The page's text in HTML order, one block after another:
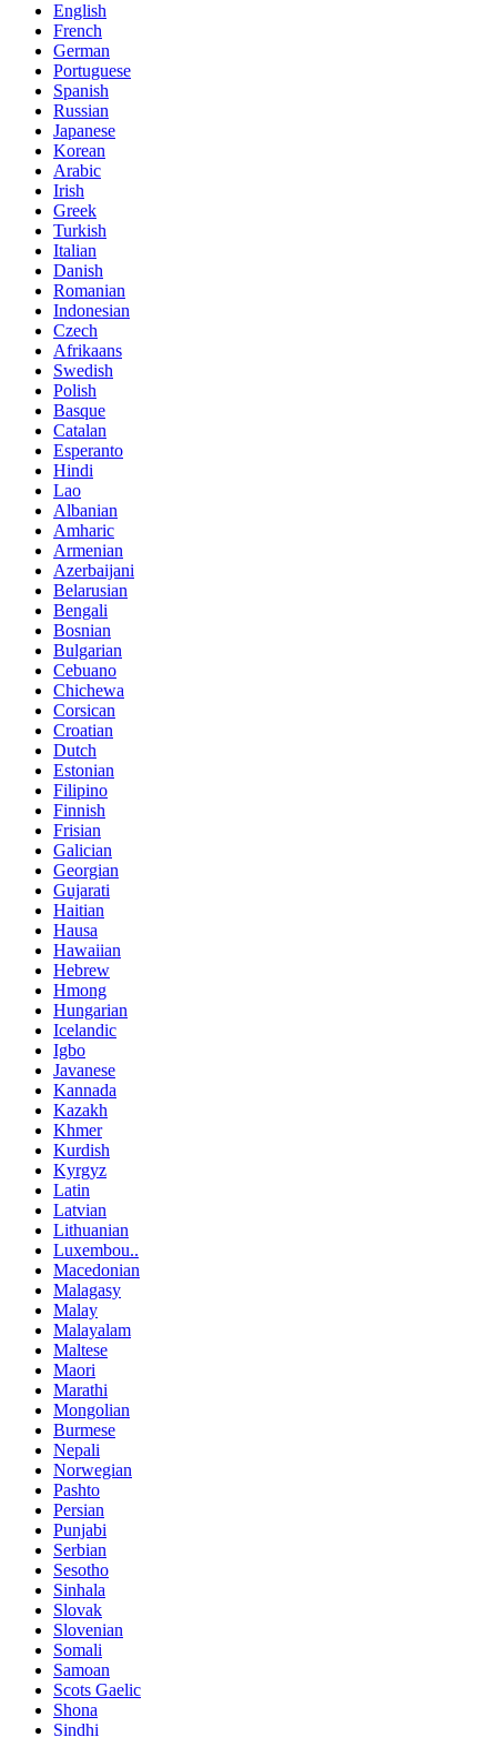
English
French
German
Portuguese
Spanish
Russian
Japanese
Korean
Arabic
Irish
Greek
Turkish
Italian
Danish
Romanian
Indonesian
Czech
Afrikaans
Swedish
Polish
Basque
Catalan
Esperanto
Hindi
Lao
Albanian
Amharic
Armenian
Azerbaijani
Belarusian
Bengali
Bosnian
Bulgarian
Cebuano
Chichewa
Corsican
Croatian
Dutch
Estonian
Filipino
Finnish
Frisian
Galician
Georgian
Gujarati
Haitian
Hausa
Hawaiian
Hebrew
Hmong
Hungarian
Icelandic
Igbo
Javanese
Kannada
Kazakh
Khmer
Kurdish
Kyrgyz
Latin
Latvian
Lithuanian
Luxembou..
Macedonian
Malagasy
Malay
Malayalam
Maltese
Maori
Marathi
Mongolian
Burmese
Nepali
Norwegian
Pashto
Persian
Punjabi
Serbian
Sesotho
Sinhala
Slovak
Slovenian
Somali
Samoan
Scots Gaelic
Shona
Sindhi